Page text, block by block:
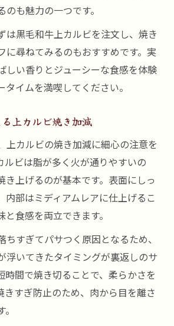
も魅力の一つです。
は黒毛和牛上カルビを注文し、焼き
に尋ねてみるのもおすすめです。実
しい香りとジューシーな食感を体験
タイムを満喫してください。
上カルビ焼き加減
上カルビの焼き加減に細心の注意を
ルビは脂が多く火が通りやすいの
き上げるのが基本です。表面にしっ
内部はミディアムレアに仕上げるこ
食感を両立できます。
すぎてパサつく原因となるため、
浮いてきたタイミングが裏返しのサ
時間で焼き切ることで、柔らかさを
きすぎ防止のため、肉から目を離さ